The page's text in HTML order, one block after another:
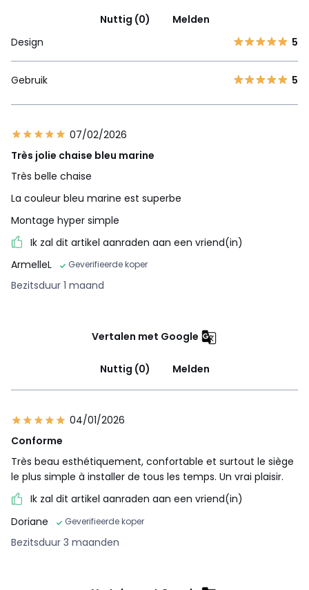
Nuttig (0)
Melden
Design
5
Gebruik 5
07/02/2026
Très jolie chaise bleu marine
Très belle chaise
La couleur bleu marine est superbe
Montage hyper simple
Ik zal dit artikel aanraden aan een vriend(in)
ArmelleL
Geverifieerde koper
Bezitsduur 1 maand
Vertalen met Google
Nuttig (0) Melden
04/01/2026
Conforme
Très beau esthétiquement, confortable et surtout le siège
le plus simple à installer de tous les temps. Un vrai plaisir.
Ik zal dit artikel aanraden aan een vriend(in)
Doriane
Geverifieerde koper
Bezitsduur 3 maanden